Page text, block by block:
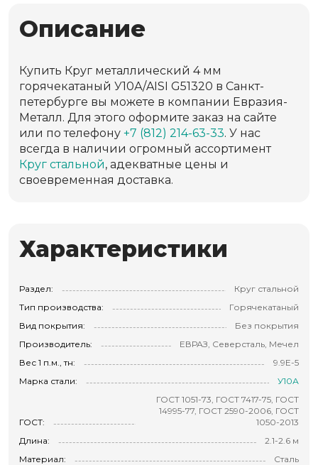
Описание
Купить Круг металлический 4 мм
горячекатаный У10А/AISI G51320 в Санкт-
петербурге вы можете в компании Евразия-
Металл. Для этого оформите заказ на сайте
или по телефону +7 (812) 214-63-33. У нас
всегда в наличии огромный ассортимент
Круг стальной, адекватные цены и
своевременная доставка.
Характеристики
Раздел:
Круг стальной
Тип производства:
Горячекатаный
Вид покрытия:
Без покрытия
Производитель:
ЕВРАЗ, Северсталь, Мечел
Вес 1 п.м., тн:
9.9E-5
Марка стали:
У10А
ГОСТ:
ГОСТ 1051-73, ГОСТ 7417-75, ГОСТ
14995-77, ГОСТ 2590-2006, ГОСТ
1050-2013
Длина:
2.1-2.6 м
Материал:
Сталь